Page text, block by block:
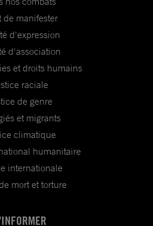
de manifester
d'expression
d'association
et droits humains
raciale
de genre
et migrants
climatique
humanitaire
internationale
mort et torture